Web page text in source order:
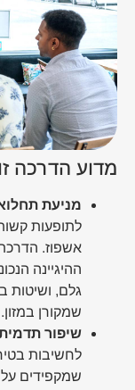
מדוע הדרכה
מניעת
לתופעות
אשפוז.
ההיגיינה
גלם, ושיטות
שמקורן במזון.
שיפור
לחשיבות
שמקפידים